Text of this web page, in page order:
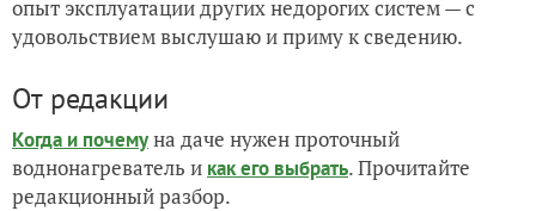
опыт эксплуатации других недорогих систем — с
удовольствием выслушаю и приму к сведению.
От редакции
Когда и почемуна даче нужен проточный
воднонагреватель и как его выбрать. Прочитайте
редакционный разбор.